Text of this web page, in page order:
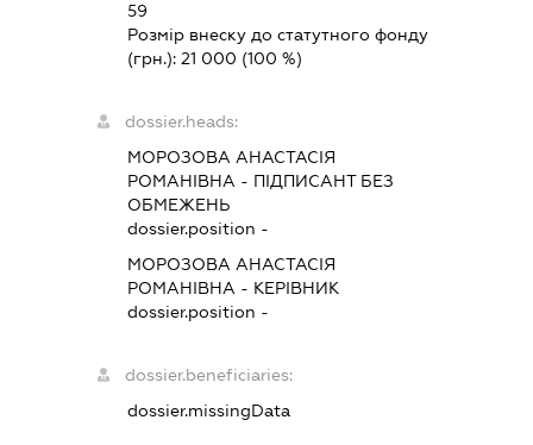
59
Розмір внеску до статутного фонду
(грн.):21 000 (100 %)
dossier.heads:
МОРОЗОВА АНАСТАСІЯ
РОМАНІВНА - ПІДПИСАНТБЕЗ
ОБМЕЖЕНЬ
dossier.position -
МОРОЗОВА АНАСТАСІЯ
РОМАНІВНА - КЕРІВНИК
dossier.position -
dossier.beneficiaries:
dossier.missingData